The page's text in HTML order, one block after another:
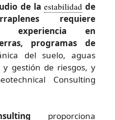
de la estabilidad de
requiere
experiencia en
programas de
del suelo, aguas
y gestión de riesgos, y
Consulting
proporciona